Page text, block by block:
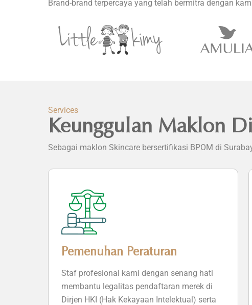
Brand-brand terpercaya yang telah bermitra dengan
Services
Keunggulan Maklon Di
Sebagai maklon Skincare bersertifikasi BPOM di
Pemenuhan Peraturan
Staf profesional kami dengan senang hati
membantu legalitas pendaftaran merek di
Dirjen HKI (Hak Kekayaan Intelektual) serta